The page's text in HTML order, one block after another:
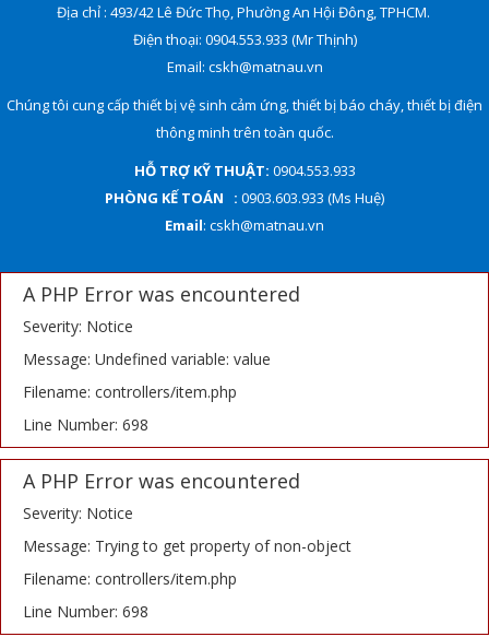
Địa chỉ : 493/42 Lê Đức Thọ, Phường An Hội Đông, TPHCM.
Điện thoại: 0904.553.933 (Mr Thịnh)
Email: cskh@matnau.vn
Chúng tôi cung cấp thiết bị vệ sinh cảm ứng, thiết bị báo cháy, thiết bị điện
thông minh trên toàn quốc.
HỖ TRỢ KỸ THUẬT: 0904.553.933
PHÒNG KẾ TOÁN : 0903.603.933 (Ms Huệ)
Email: cskh@matnau.vn
A PHP Error was encountered
Severity: Notice
Message: Undefined variable: value
Filename: controllers/item.php
Line Number: 698
A PHP Error was encountered
Severity: Notice
Message: Trying to get property of non-object
Filename: controllers/item.php
Line Number: 698